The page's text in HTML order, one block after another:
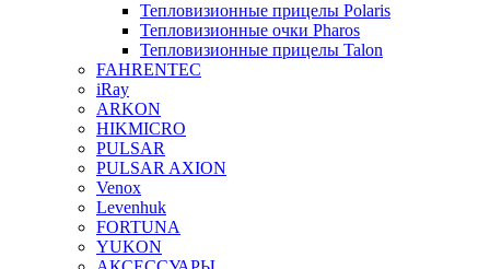
Тепловизионные прицелы Polaris
Тепловизионные очки Pharos
Тепловизионные прицелы Talon
FAHRENTEC
iRay
ARKON
HIKMICRO
PULSAR
PULSAR AXION
Venox
Levenhuk
FORTUNA
YUKON